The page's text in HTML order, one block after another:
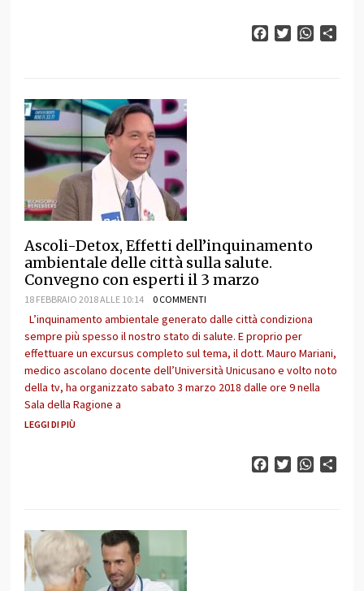
FacebookTwitter
Ascoli-Detox, Effetti dell’inquinamento
ambientale delle città sulla salute.
Convegno con esperti il 3 marzo
18 FEBBRAIO 2018 ALLE 10:14 0 COMMENTI
L’inquinamento ambientale generato dalle città condiziona
sempre più spesso il nostro stato di salute. E proprio per
effettuare un excursus completo sul tema, il dott. Mauro Mariani,
medico ascolano docente dell’Università Unicusano e volto noto
della tv, ha organizzato sabato 3 marzo 2018 dalle ore 9 nella
Sala della Ragione a
LEGGI DI PIÙ
FacebookTwitter